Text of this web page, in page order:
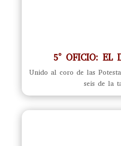
5° OFICIO: EL
Unido al coro de las
seis de la